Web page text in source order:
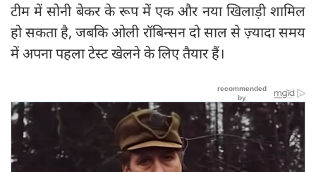
टीम में सोनी बेकर के रूप में एक और नया खिलाड़ी शामिल
हो सकता है, जबकि ओली रॉबिन्सन दो साल से ज़्यादा समय
में अपना पहला टेस्ट खेलने के लिए तैयार हैं।